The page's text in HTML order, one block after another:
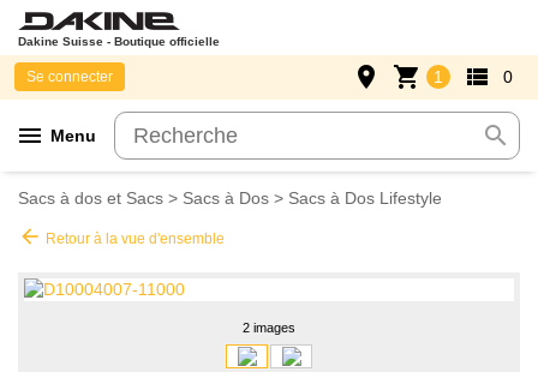
Dakine Suisse - Boutique officielle
menu Menu search
Se connecter place shopping_cart 1 view_list 0
Sacs à dos et Sacs > Sacs à Dos > Sacs à Dos Lifestyle
arrow_back Retour à la vue d'ensemble
2 images